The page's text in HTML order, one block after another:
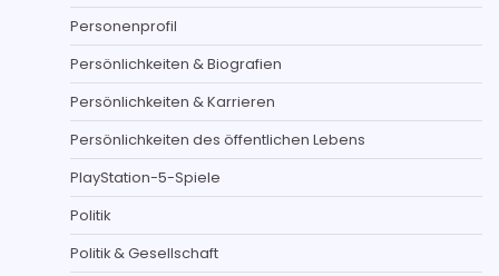
Personenprofil
Persönlichkeiten & Biografien
Persönlichkeiten & Karrieren
Persönlichkeiten des öffentlichen Lebens
PlayStation-5-Spiele
Politik
Politik & Gesellschaft